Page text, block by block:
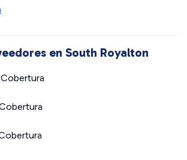
en South Royalton